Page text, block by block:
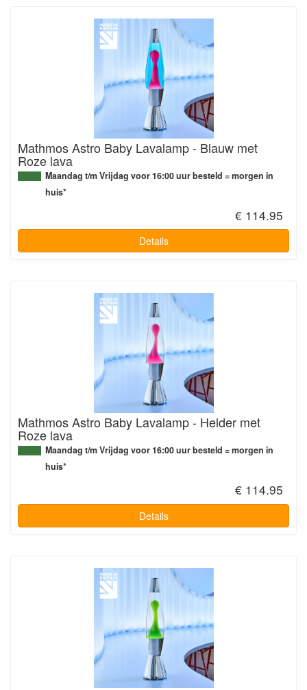
Mathmos Astro Baby Lavalamp - Blauw met
Roze lava
Maandag t/m Vrijdag voor 16:00 uur besteld = morgen in
huis*
€ 114.95
Details
Mathmos Astro Baby Lavalamp - Helder met
Roze lava
Maandag t/m Vrijdag voor 16:00 uur besteld = morgen in
huis*
€ 114.95
Details